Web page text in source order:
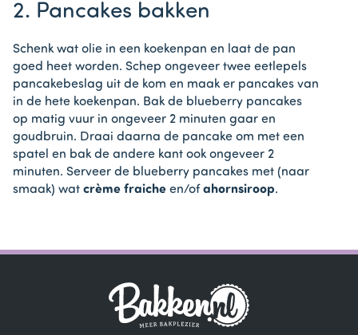
2. Pancakes bakken
Schenk wat olie in een koekenpan en laat de pan
goed heet worden. Schep ongeveer twee eetlepels
pancakebeslag uit de kom en maak er pancakes van
in de hete koekenpan. Bak de blueberry pancakes
op matig vuur in ongeveer 2 minuten gaar en
goudbruin. Draai daarna de pancake om met een
spatel en bak de andere kant ook ongeveer 2
minuten. Serveer de blueberry pancakes met (naar
smaak) wat crème fraiche en/of ahornsiroop.